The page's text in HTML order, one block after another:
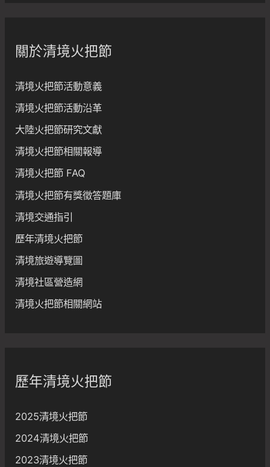
關於清境火把節
清境火把節活動意義
清境火把節活動沿革
大陸火把節研究文獻
清境火把節相關報導
清境火把節 FAQ
清境火把節有獎徵答題庫
清境交通指引
歷年清境火把節
清境旅遊導覽圖
清境社區營造網
清境火把節相關網站
歷年清境火把節
2025清境火把節
2024清境火把節
2023清境火把節